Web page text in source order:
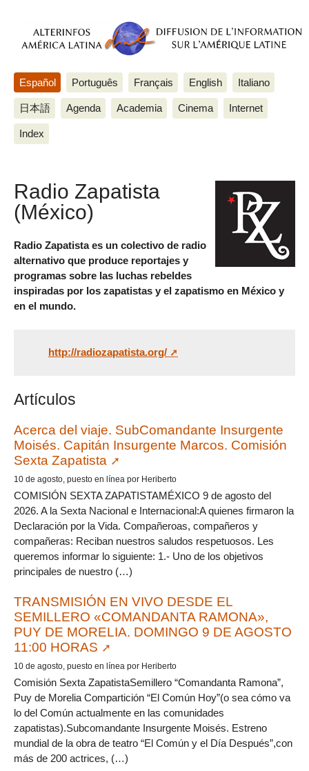
Español Português Français English Italiano
日本語 Agenda Academia Cinema Internet
Index
Radio Zapatista
(México)
Radio Zapatista es un colectivo de radio
alternativo que produce reportajes y
programas sobre las luchas rebeldes
inspiradas por los zapatistas y el zapatismo en México y
en el mundo.
http://radiozapatista.org/
Artículos
Acerca del viaje. SubComandante Insurgente
Moisés. Capitán Insurgente Marcos. Comisión
Sexta Zapatista
10 de agosto, puesto en línea por Heriberto
COMISIÓN SEXTA ZAPATISTAMÉXICO 9 de agosto del
2026. A la Sexta Nacional e Internacional:A quienes firmaron la
Declaración por la Vida. Compañeroas, compañeros y
compañeras: Reciban nuestros saludos respetuosos. Les
queremos informar lo siguiente: 1.- Uno de los objetivos
principales de nuestro (…)
TRANSMISIÓN EN VIVO DESDE EL
SEMILLERO «COMANDANTA RAMONA»,
PUY DE MORELIA. DOMINGO 9 DE AGOSTO
11:00 HORAS
10 de agosto, puesto en línea por Heriberto
Comisión Sexta ZapatistaSemillero “Comandanta Ramona”,
Puy de Morelia Compartición “El Común Hoy”(o sea cómo va
lo del Común actualmente en las comunidades
zapatistas).Subcomandante Insurgente Moisés. Estreno
mundial de la obra de teatro “El Común y el Día Después”,con
más de 200 actrices, (…)